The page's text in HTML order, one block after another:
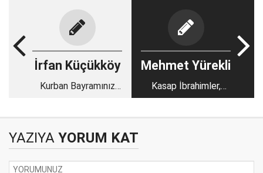
İrfan Küçükköy
Kurban Bayramınız
Mehmet Yürekli
Kasap İbrahimler,
evden kaçan İsmailler
YAZIYA YORUM KAT